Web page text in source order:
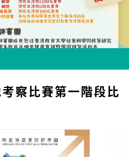
察比賽第一階段比